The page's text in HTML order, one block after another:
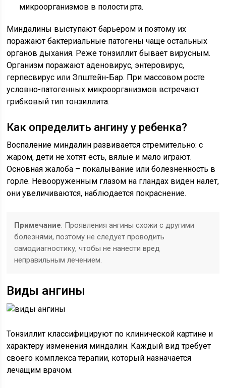
микроорганизмов в полости рта.
Миндалины выступают барьером и поэтому их
поражают бактериальные патогены чаще остальных
органов дыхания. Реже тонзиллит бывает вирусным.
Организм поражают аденовирус, энтеровирус,
герпесвирус или Эпштейн-Бар. При массовом росте
условно-патогенных микроорганизмов встречают
грибковый тип тонзиллита.
Как определить ангину у ребенка?
Воспаление миндалин развивается стремительно: с
жаром, дети не хотят есть, вялые и мало играют.
Основная жалоба – покалывание или болезненность в
горле. Невооруженным глазом на гландах виден налет,
они увеличиваются, наблюдается покраснение.
Примечание: Проявления ангины схожи с другими
болезнями, поэтому не следует проводить
самодиагностику, чтобы не нанести вред
неправильным лечением.
Виды ангины
Тонзиллит классифицируют по клинической картине и
характеру изменения миндалин. Каждый вид требует
своего комплекса терапии, который назначается
лечащим врачом.